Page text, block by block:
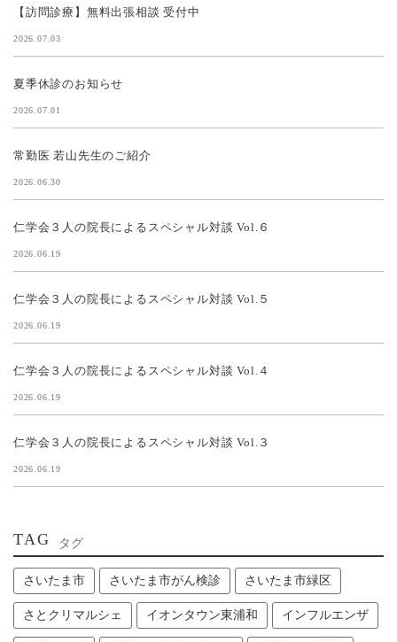
【訪問診療】無料出張相談 受付中
2026.07.03
夏季休診のお知らせ
2026.07.01
常勤医 若山先生のご紹介
2026.06.30
仁学会３人の院長によるスペシャル対談 Vol.６
2026.06.19
仁学会３人の院長によるスペシャル対談 Vol.５
2026.06.19
仁学会３人の院長によるスペシャル対談 Vol.４
2026.06.19
仁学会３人の院長によるスペシャル対談 Vol.３
2026.06.19
TAG タグ
さいたま市 さいたま市がん検診 さいたま市緑区
さとクリマルシェ イオンタウン東浦和 インフルエンザ